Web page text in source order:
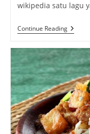
wikipedia satu lagu
Continue Reading
Dari
Kecil
Besar